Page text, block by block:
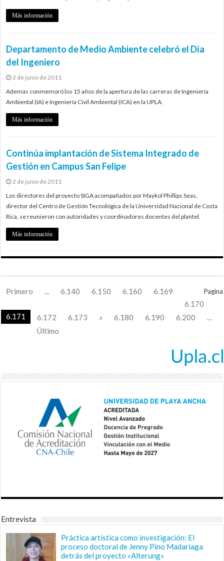
Más información
Departamento de Medio Ambiente celebró el Día
del Ingeniero
2 de junio de 2011
Además conmemoró los 15 años de la apertura de las carreras de Ingeniería
Ambiental (IA) e Ingeniería Civil Ambiental (ICA) en la UPLA.
Más información
Continúa implantación de Sistema Integrado de
Gestión en Campus San Felipe
2 de junio de 2011
Los directores del proyecto SIGA acompañados por Maykol Phillips Seas,
director del Centro de Gestión Tecnológica de la Universidad Nacional de Costa
Rica, se reunieron con autoridades y coordinadores docentes del plantel.
Más información
Pagina
Primero 6.140 6.150 6.160
6.169
6.170
6.171
6.172 6.173 » 6.180 6.190 6.200
Último
Entrevista
Práctica artística como investigación: El
proceso doctoral de Jenny Pino Madariaga
detrás del proyecto «Alterung»